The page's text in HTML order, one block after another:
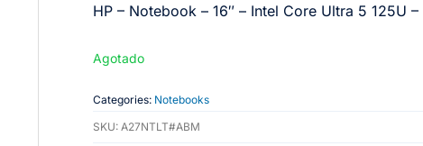
HP – Notebook – 16″ – Intel Core Ultra 5 125U –
Agotado
Categories: Notebooks
SKU: A27NTLT#ABM